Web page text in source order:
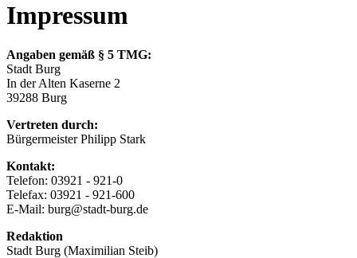
Impressum
Angaben gemäß § 5 TMG:
Stadt Burg
In der Alten Kaserne 2
39288 Burg
Vertreten durch:
Bürgermeister Philipp Stark
Kontakt:
Telefon: 03921 - 921-0
Telefax: 03921 - 921-600
E-Mail: burg@stadt-burg.de
Redaktion
Stadt Burg (Maximilian Steib)